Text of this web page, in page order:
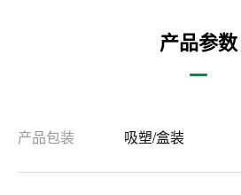
产品参数
产品包装 吸塑/盒装